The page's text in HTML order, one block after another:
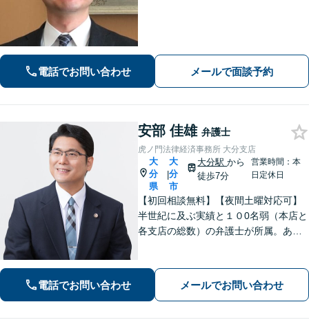
ヒアリングします。
電話でお問い合わせ メールで面談予約
安部 佳雄 弁護士
虎ノ門法律経済事務所 大分支店
大
分
県
|
大
分
市
大分駅から
徒歩7分
営業時間：本
日定休日
【初回相談無料】【夜間土曜対応可】
半世紀に及ぶ実績と１０0名弱（本店と
各支店の総数）の弁護士が所属。あな
務等に、的確に対処できる弁護士が迅
速な解決を目指します。
電話でお問い合わせ メールでお問い合わせ